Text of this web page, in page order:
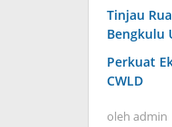
Tinjau
Bengkulu
Perkuat
CWLD
oleh admin